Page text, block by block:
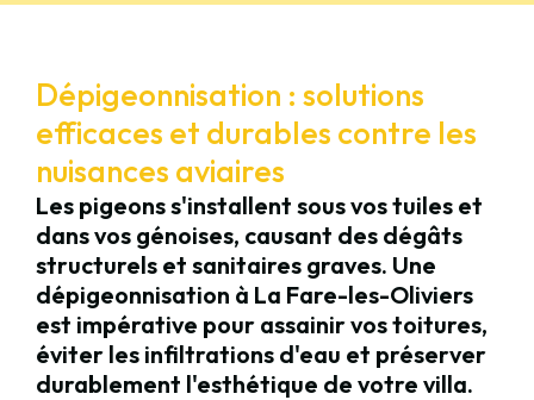
Dépigeonnisation : solutions
efficaces et durables contre les
nuisances aviaires
Les pigeons s'installent sous vos tuiles et
dans vos génoises, causant des dégâts
structurels et sanitaires graves. Une
dépigeonnisation à La Fare-les-Oliviers
est impérative pour assainir vos toitures,
éviter les infiltrations d'eau et préserver
durablement l'esthétique de votre villa.